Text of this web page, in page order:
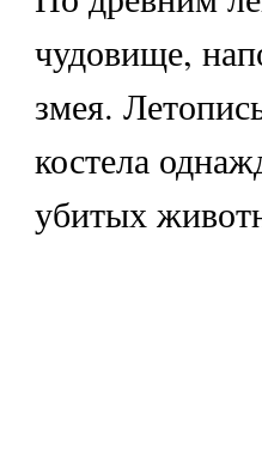
чудовище,
змея.
костела
убитых